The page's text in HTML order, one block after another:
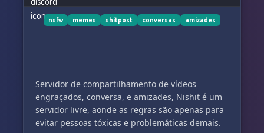
🔎 Keywords: Discord server, new friends,
nsfw memes shitpost conversas amizades
Servidor de compartilhamento de vídeos
engraçados, conversa, e amizades, Nishit é um
servidor livre, aonde as regras são apenas para
evitar pessoas tóxicas e problemáticas demais.